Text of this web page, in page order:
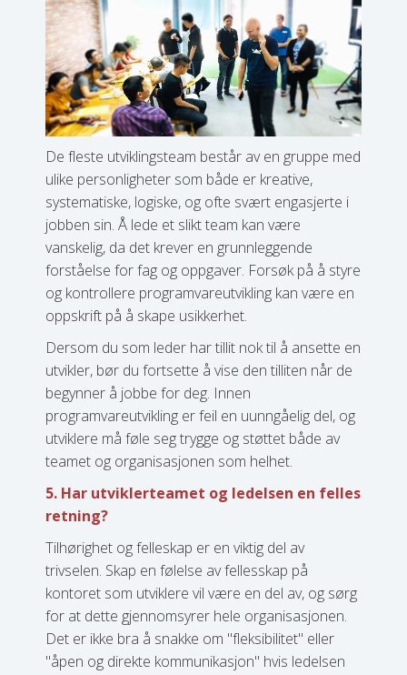
De fleste utviklingsteam består av en gruppe med
ulike personligheter som både er kreative,
systematiske, logiske, og ofte svært engasjerte i
jobben sin. Å lede et slikt team kan være
vanskelig, da det krever en grunnleggende
forståelse for fag og oppgaver. Forsøk på å styre
og kontrollere programvareutvikling kan være en
oppskrift på å skape usikkerhet.
Dersom du som leder har tillit nok til å ansette en
utvikler, bør du fortsette å vise den tilliten når de
begynner å jobbe for deg. Innen
programvareutvikling er feil en uunngåelig del, og
utviklere må føle seg trygge og støttet både av
teamet og organisasjonen som helhet.
5. Har utviklerteamet og ledelsen en felles
retning?
Tilhørighet og felleskap er en viktig del av
trivselen. Skap en følelse av fellesskap på
kontoret som utviklere vil være en del av, og sørg
for at dette gjennomsyrer hele organisasjonen.
Det er ikke bra å snakke om "fleksibilitet" eller
"åpen og direkte kommunikasjon" hvis ledelsen